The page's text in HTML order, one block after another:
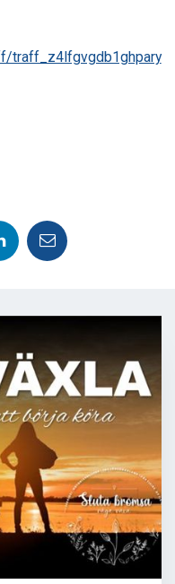
traff_z4lfgvgdb1ghpary